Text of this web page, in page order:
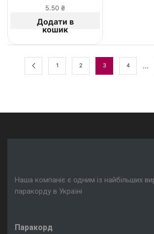
5.50 ₴
Додати в
кошик
1 2 3 4 …
Наша компаніє є одним із найбільших
паракорду в Україні
Паракорд